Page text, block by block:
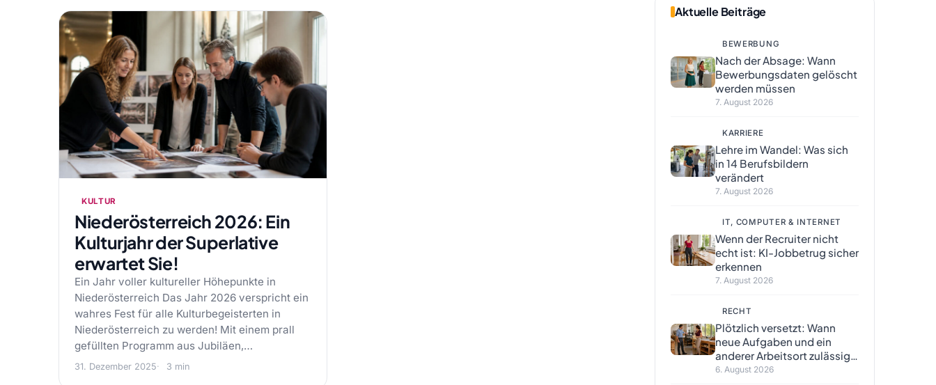
KULTUR
Niederösterreich 2026: Ein
Kulturjahr der Superlative
erwartet Sie!
Ein Jahr voller kultureller Höhepunkte in
Niederösterreich Das Jahr 2026 verspricht ein
wahres Fest für alle Kulturbegeisterten in
Niederösterreich zu werden! Mit einem prall
gefüllten Programm aus Jubiläen,…
31. Dezember 2025 3 min
Aktuelle Beiträge
BEWERBUNG
Nach der Absage: Wann
Bewerbungsdaten gelöscht
werden müssen
7. August 2026
KARRIERE
Lehre im Wandel: Was sich
in 14 Berufsbildern
verändert
7. August 2026
IT, COMPUTER & INTERNET
Wenn der Recruiter nicht
echt ist: KI-Jobbetrug sicher
erkennen
7. August 2026
RECHT
Plötzlich versetzt: Wann
neue Aufgaben und ein
anderer Arbeitsort zulässig
sind
6. August 2026